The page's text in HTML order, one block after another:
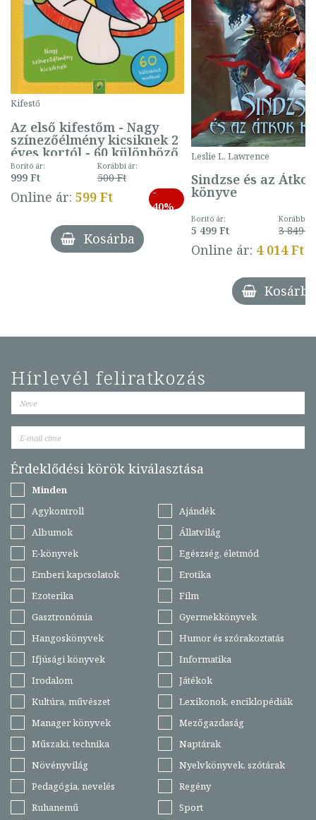
Kifestő
Az első kifestőm - Nagy
színezőélmény kicsiknek 2
éves kortól - 60 különböző
mintával (gombás)
Borító ár:
999 Ft
Korábbi ár:
500 Ft
Online ár: 599 Ft
-
40%
Kosárba
Leslie L. Lawrence
Sindzse és az Átkok
könyve
Borító ár:
5 499 Ft
Korábbi
3 849 Ft
Online ár: 4 014 Ft
Kosárba
Hírlevél feliratkozás
Érdeklődési körök kiválasztása
Minden
Agykontroll
Ajándék
Albumok
Állatvilág
E-könyvek
Egészség, életmód
Emberi kapcsolatok
Erotika
Ezoterika
Film
Gasztronómia
Gyermekkönyvek
Hangoskönyvek
Humor és szórakoztatás
Ifjúsági könyvek
Informatika
Irodalom
Játékok
Kultúra, művészet
Lexikonok, enciklopédiák
Manager könyvek
Mezőgazdaság
Műszaki, technika
Naptárak
Növényvilág
Nyelvkönyvek, szótárak
Pedagógia, nevelés
Regény
Ruhanemű
Sport